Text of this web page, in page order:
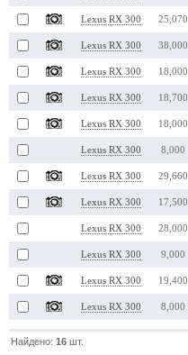
Lexus RX 300 25,070
Lexus RX 300 38,000
Lexus RX 300 18,000
Lexus RX 300 18,700
Lexus RX 300 18,000
Lexus RX 300 8,000
Lexus RX 300 29,660
Lexus RX 300 17,500
Lexus RX 300 28,000
Lexus RX 300 9,000
Lexus RX 300 19,400
Lexus RX 300 8,000
Найдено:16 шт.